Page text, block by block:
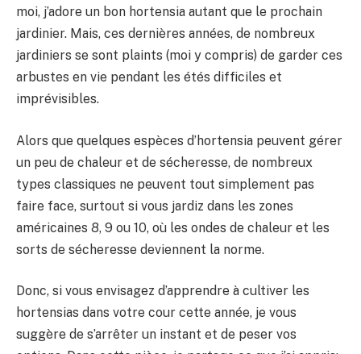
moi, j’adore un bon hortensia autant que le prochain
jardinier. Mais, ces dernières années, de nombreux
jardiniers se sont plaints (moi y compris) de garder ces
arbustes en vie pendant les étés difficiles et
imprévisibles.
Alors que quelques espèces d’hortensia peuvent gérer
un peu de chaleur et de sécheresse, de nombreux
types classiques ne peuvent tout simplement pas
faire face, surtout si vous jardiz dans les zones
américaines 8, 9 ou 10, où les ondes de chaleur et les
sorts de sécheresse deviennent la norme.
Donc, si vous envisagez d’apprendre à cultiver les
hortensias dans votre cour cette année, je vous
suggère de s’arrêter un instant et de peser vos